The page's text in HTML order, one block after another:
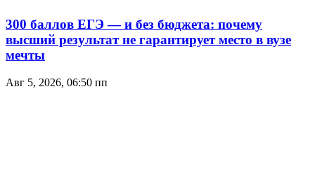
300 баллов ЕГЭ — и без бюджета: почему
высший результат не гарантирует место в вузе
мечты
Авг 5, 2026, 06:50 пп